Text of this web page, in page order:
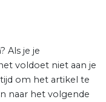
Als je je
voldoet niet aan je
om het artikel te
naar het volgende